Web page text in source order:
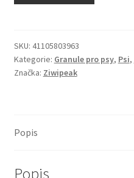
Odpočívadla pro kočky
Pamlsky pro kočky
Škrabadla pro kočky
SKU: 41105803963
Kategorie: Granule pro psy, Psi,
Značka: Ziwipeak
Popis
Popis